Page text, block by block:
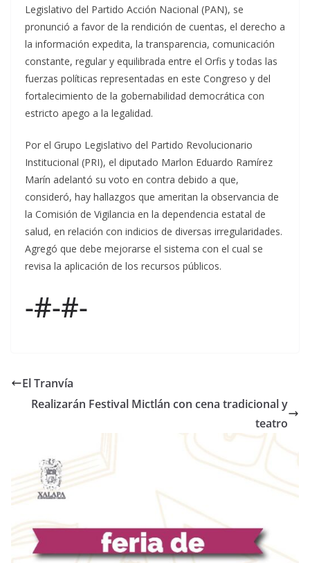
Legislativo del Partido Acción Nacional (PAN), se
pronunció a favor de la rendición de cuentas, el derecho a
la información expedita, la transparencia, comunicación
constante, regular y equilibrada entre el Orfis y todas las
fuerzas políticas representadas en este Congreso y del
fortalecimiento de la gobernabilidad democrática con
estricto apego a la legalidad.
Por el Grupo Legislativo del Partido Revolucionario
Institucional (PRI), el diputado Marlon Eduardo Ramírez
Marín adelantó su voto en contra debido a que,
consideró, hay hallazgos que ameritan la observancia de
la Comisión de Vigilancia en la dependencia estatal de
salud, en relación con indicios de diversas irregularidades.
Agregó que debe mejorarse el sistema con el cual se
revisa la aplicación de los recursos públicos.
-#-#-
El Tranvía
Realizarán Festival Mictlán con cena tradicional y
teatro